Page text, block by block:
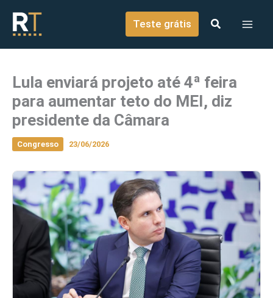
conteúdo
Teste grátis
Lula enviará projeto até 4ª feira
para aumentar teto do MEI, diz
presidente da Câmara
Congresso 23/06/2026